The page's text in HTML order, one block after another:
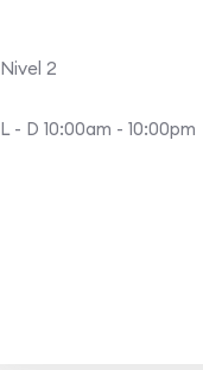
Nivel 2
L - D 10:00am - 10:00pm